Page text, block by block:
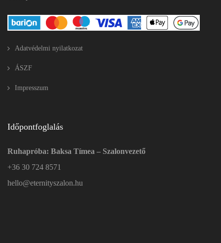
Adatvédelmi nyilatkozat
ÁSZF
Impresszum
Időpontfoglalás
Ruhapróba: Baksa Tímea – Szalonvezető
+36 30 724 8571
hello@eternityszalon.hu